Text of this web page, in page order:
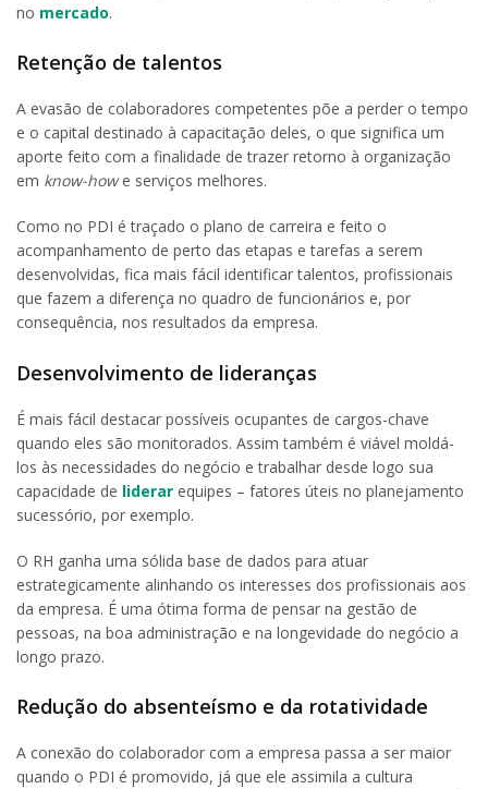
no mercado.
Retenção de talentos
A evasão de colaboradores competentes põe a perder o tempo
e o capital destinado à capacitação deles, o que significa um
aporte feito com a finalidade de trazer retorno à organização
em know-howe serviços melhores.
Como no PDI é traçado o plano de carreira e feito o
acompanhamento de perto das etapas e tarefas a serem
desenvolvidas, fica mais fácil identificar talentos, profissionais
que fazem a diferença no quadro de funcionários e, por
consequência, nos resultados da empresa.
Desenvolvimento de lideranças
É mais fácil destacar possíveis ocupantes de cargos-chave
quando eles são monitorados. Assim também é viável moldá-
los às necessidades do negócio e trabalhar desde logo sua
capacidade de liderar equipes – fatores úteis no planejamento
sucessório, por exemplo.
O RH ganha uma sólida base de dados para atuar
estrategicamente alinhando os interesses dos profissionais aos
da empresa. É uma ótima forma de pensar na gestão de
pessoas, na boa administração e na longevidade do negócio a
longo prazo.
Redução do absenteísmo e da rotatividade
A conexão do colaborador com a empresa passa a ser maior
quando o PDI é promovido, já que ele assimila a cultura